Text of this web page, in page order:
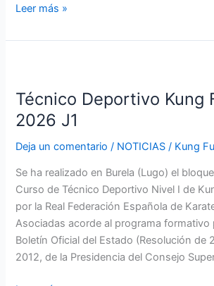
Leer más »
Técnico Deportivo Kung
2026 J1
Deja un comentario / NOTICIAS / Kung
Se ha realizado en Burela (Lugo) el
Curso de Técnico Deportivo Nivel I de
por la Real Federación Española de
Asociadas acorde al programa formativo
Boletín Oficial del Estado (Resolución de
2012, de la Presidencia del Consejo
Kung
Fu
I
2026
J1